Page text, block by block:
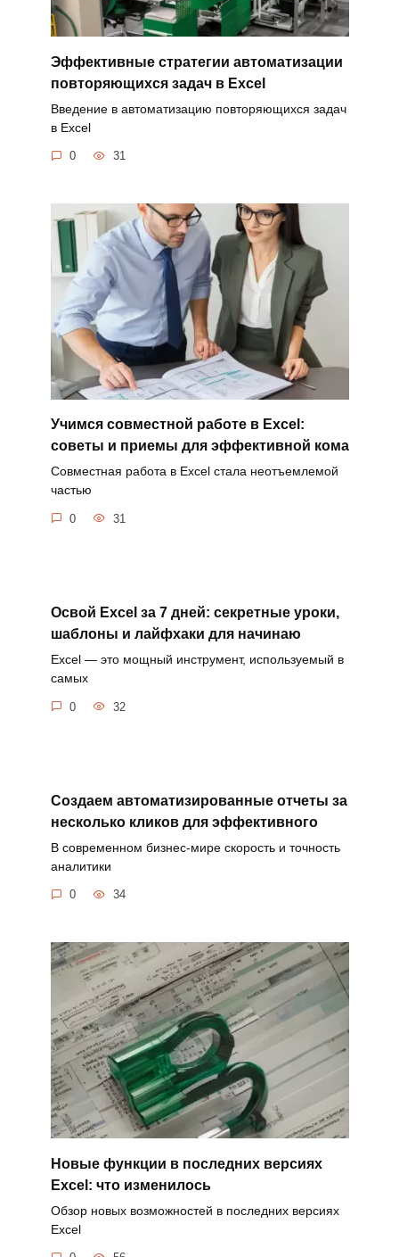
Эффективные стратегии автоматизации
повторяющихся задач в Excel
Введение в автоматизацию повторяющихся задач
в Excel
0 31
Учимся совместной работе в Excel:
советы и приемы для эффективной кома
Совместная работа в Excel стала неотъемлемой
частью
0 31
Освой Excel за 7 дней: секретные уроки,
шаблоны и лайфхаки для начинаю
Excel — это мощный инструмент, используемый в
самых
0 32
Создаем автоматизированные отчеты за
несколько кликов для эффективного
В современном бизнес-мире скорость и точность
аналитики
0 34
Новые функции в последних версиях
Excel: что изменилось
Обзор новых возможностей в последних версиях
Excel